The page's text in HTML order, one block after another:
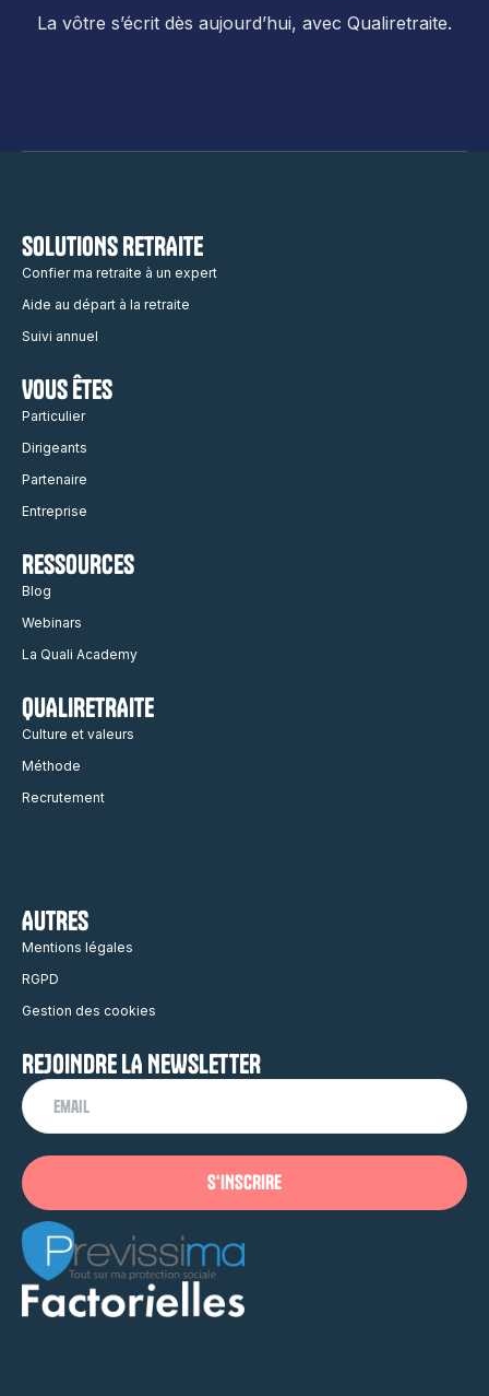
La vôtre s’écrit dès aujourd’hui, avec Qualiretraite.
SOLUTIONS RETRAITE
Confier ma retraite à un expert
Aide au départ à la retraite
Suivi annuel
VOUS ÊTES
Particulier
Dirigeants
Partenaire
Entreprise
RESSOURCES
Blog
Webinars
La Quali Academy
QUALIRETRAITE
Culture et valeurs
Méthode
Recrutement
AUTRES
Mentions légales
RGPD
Gestion des cookies
REJOINDRE LA NEWSLETTER